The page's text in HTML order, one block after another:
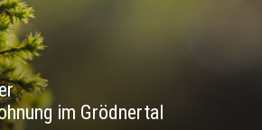
im Grödnertal